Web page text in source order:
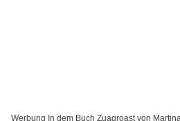
Werbung In dem Buch Zuagroast von